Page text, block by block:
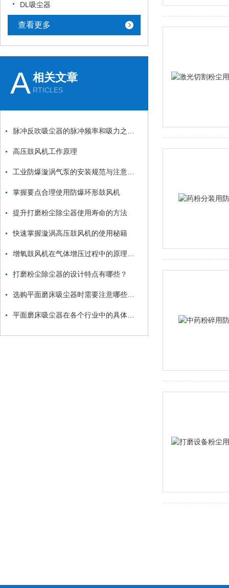
DL吸尘器
查看更多
A相关文章
RTICLES
高压鼓风机工作原理
掌握要点合理使用防爆环形鼓风机
提升打磨粉尘除尘器使用寿命的方法
快速掌握漩涡高压鼓风机的使用秘籍
打磨粉尘除尘器的设计特点有哪些？